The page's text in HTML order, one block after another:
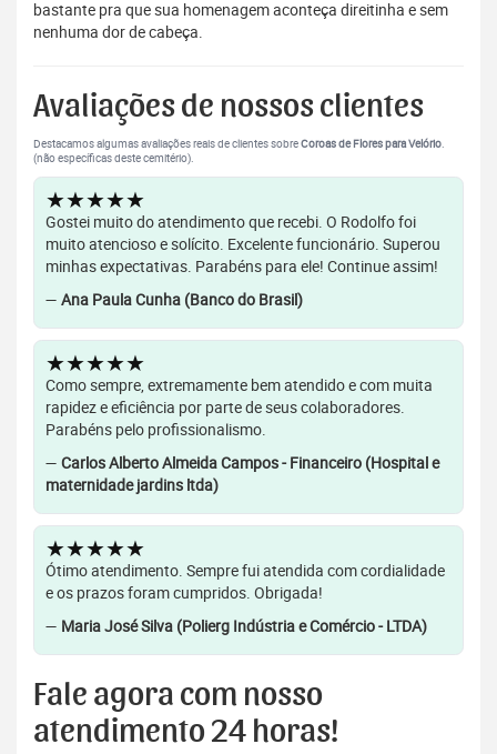
bastante pra que sua homenagem aconteça direitinha e sem
nenhuma dor de cabeça.
Avaliações de nossos clientes
Destacamos algumas avaliações reais de clientes sobreCoroas de Flores para Velório.
(não específicas deste cemitério).
★★★★★
Gostei muito do atendimento que recebi. O Rodolfo foi
muito atencioso e solícito. Excelente funcionário. Superou
minhas expectativas. Parabéns para ele! Continue assim!
— Ana Paula Cunha (Banco do Brasil)
★★★★★
Como sempre, extremamente bem atendido e com muita
rapidez e eficiência por parte de seus colaboradores.
Parabéns pelo profissionalismo.
— Carlos Alberto Almeida Campos - Financeiro (Hospital e
maternidade jardins ltda)
★★★★★
Ótimo atendimento. Sempre fui atendida com cordialidade
e os prazos foram cumpridos. Obrigada!
— Maria José Silva (Polierg Indústria e Comércio - LTDA)
Fale agora com nosso
atendimento 24 horas!